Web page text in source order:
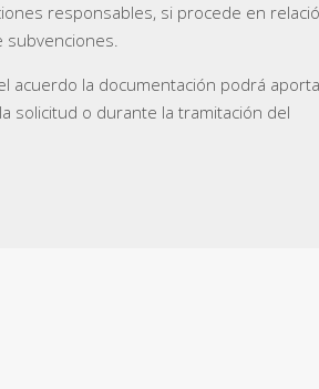
responsables, si procede en
subvenciones.
acuerdo la documentación podrá
solicitud o durante la tramitación del